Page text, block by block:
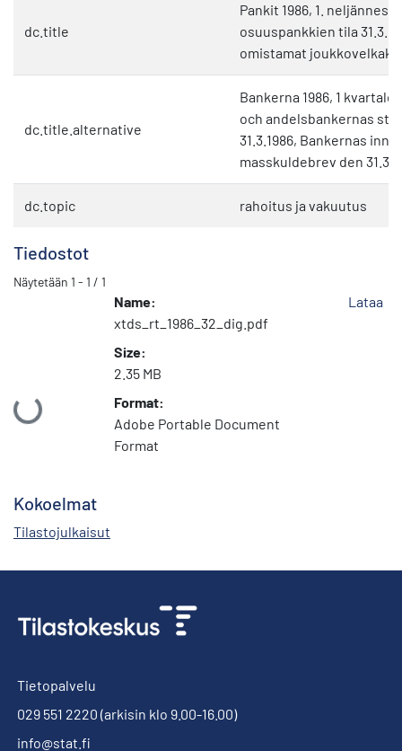
dc.title
Pankit 1986, 1. neljännes
osuuspankkien tila
omistamat
dc.title.alternative
Bankerna 1986, 1
och andelsbankernas
31.3.1986, Bankernas
masskuldebrev den
dc.topic rahoitus ja vakuutus
Tiedostot
Näytetään 1 - 1 / 1
Ladataan...
Name:
xtds_rt_1986_32_dig.pdf
Size:
2.35 MB
Format:
Adobe Portable Document
Format
Lataa
Kokoelmat
Tilastojulkaisut
Tietopalvelu
029 551 2220 (arkisin klo 9.00-16.00)
info@stat.fi